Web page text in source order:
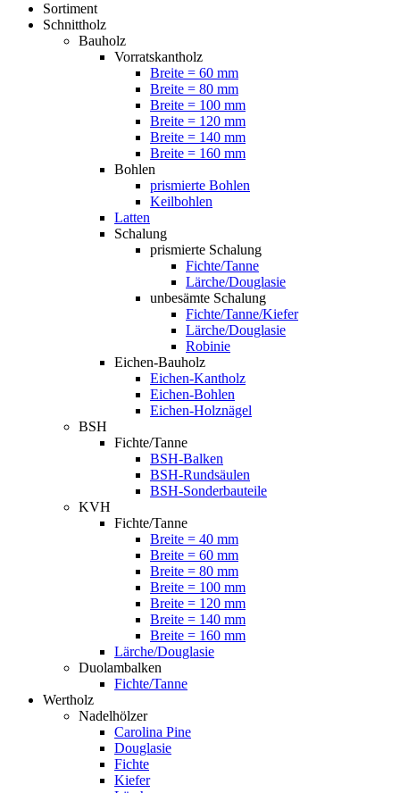
Sortiment
Schnittholz
Bauholz
Vorratskantholz
Breite = 60 mm
Breite = 80 mm
Breite = 100 mm
Breite = 120 mm
Breite = 140 mm
Breite = 160 mm
Bohlen
prismierte Bohlen
Keilbohlen
Latten
Schalung
prismierte Schalung
Fichte/Tanne
Lärche/Douglasie
unbesämte Schalung
Fichte/Tanne/Kiefer
Lärche/Douglasie
Robinie
Eichen-Bauholz
Eichen-Kantholz
Eichen-Bohlen
Eichen-Holznägel
BSH
Fichte/Tanne
BSH-Balken
BSH-Rundsäulen
BSH-Sonderbauteile
KVH
Fichte/Tanne
Breite = 40 mm
Breite = 60 mm
Breite = 80 mm
Breite = 100 mm
Breite = 120 mm
Breite = 140 mm
Breite = 160 mm
Lärche/Douglasie
Duolambalken
Fichte/Tanne
Wertholz
Nadelhölzer
Carolina Pine
Douglasie
Fichte
Kiefer